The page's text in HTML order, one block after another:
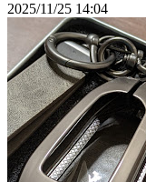
2025/11/25 14:04